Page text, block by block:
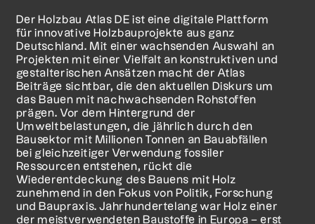
Der Holzbau Atlas DE ist eine digitale Plattform
für innovative Holzbauprojekte aus ganz
Deutschland. Mit einer wachsenden Auswahl an
Projekten mit einer Vielfalt an konstruktiven und
gestalterischen Ansätzen macht der Atlas
Beiträge sichtbar, die den aktuellen Diskurs um
das Bauen mit nachwachsenden Rohstoffen
prägen. Vor dem Hintergrund der
Umweltbelastungen, die jährlich durch den
Bausektor mit Millionen Tonnen an Bauabfällen
bei gleichzeitiger Verwendung fossiler
Ressourcen entstehen, rückt die
Wiederentdeckung des Bauens mit Holz
zunehmend in den Fokus von Politik, Forschung
und Baupraxis. Jahrhundertelang war Holz einer
der meistverwendeten Baustoffe in Europa – erst